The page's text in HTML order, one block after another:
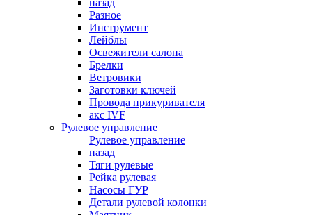
назад
Разное
Инструмент
Лейблы
Освежители салона
Брелки
Ветровики
Заготовки ключей
Провода прикуривателя
акс IVF
Рулевое управление
Рулевое управление
назад
Тяги рулевые
Рейка рулевая
Насосы ГУР
Детали рулевой колонки